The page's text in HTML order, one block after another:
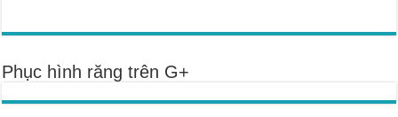
Phục hình răng trên G+